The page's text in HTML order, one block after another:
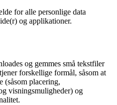
for alle personlige data
og applikationer.
og gemmes små tekstfiler
forskellige formål, såsom at
(såsom placering,
visningsmuligheder) og